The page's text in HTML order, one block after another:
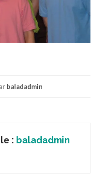
baladadmin
: baladadmin